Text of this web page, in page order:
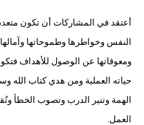
أعتقد في المشاركات أن تكون
النفس وخواطرها وطموحاتها
ومعوقاتها عن الوصول للأهداف
حياته العملية ومن هدي كتاب الله
الهمة وتنير الدرب وتصوب الخطأ
العمل.